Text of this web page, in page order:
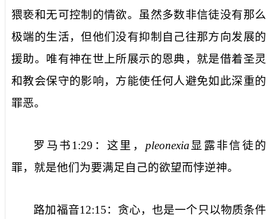
猥亵和无可控制的情欲。虽然多数非信徒没有那么
极端的生活，但他们没有抑制自己往那方向发展的
援助。唯有神在世上所展示的恩典，就是借着圣灵
和教会保守的影响，方能使任何人避免如此深重的
罪恶。
罗马书1:29 ：这里， pleonexia 显露非信徒的
罪，就是他们为要满足自己的欲望而悖逆神。
路加福音12:15：贪心，也是一个只以物质条件